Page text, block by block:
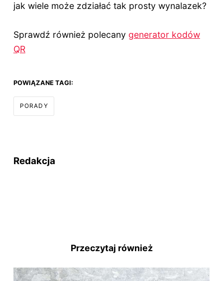
jak wiele może zdziałać tak prosty wynalazek?
Sprawdź również polecany generator kodów
QR
POWIĄZANE TAGI:
PORADY
Redakcja
Przeczytaj również